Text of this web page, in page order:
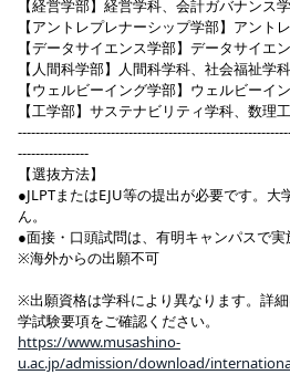
【経営学部】経営学科、会計ガバナンス
【アントレプレナーシップ学部】アント
【データサイエンス学部】データサイエ
【人間科学部】人間科学科、社会福祉学科
【ウェルビーイング学部】ウェルビーイ
【工学部】サステナビリティ学科、数理
----------------
【選抜方法】
●JLPTまたはEJU等の提出が必要です。
ん。
●面接・口頭試問は、有明キャンパスで実
※海外からの出願不可
※出願資格は学科により異なります。詳
学試験要項をご確認ください。
https://www.musashino-
u.ac.jp/admission/download/